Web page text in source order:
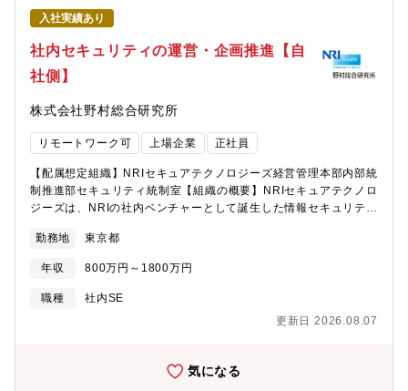
入社実績あり
社内セキュリティの運営・企画推進【自
社側】
株式会社野村総合研究所
リモートワーク可 上場企業 正社員
【配属想定組織】NRIセキュアテクノロジーズ経営管理本部内部統
制推進部セキュリティ統制室【組織の概要】NRIセキュアテクノロ
ジーズは、NRIの社内ベンチャーとして誕生した情報セキュリティ
ノウハウの蓄積、そして世界水準のセキュリティ人材の育成に取
り組むことで、高品質なサービス・製品を継続的に提供してきま
した。セキュリティ専門企業の情報セキュリティ部門として、高
度な技術力と統制力をもとに、自社の情報セキュリティ体制およ
割】NRIセキュアにおけるセキュリティルール・ガバナンスの運用
ド・推進します。経営層や主要事業部門と連携しながら、これら
の取り組みを全社横断で企画・運営する役割を担います。【具体
勤務地 東京都
年収 800万円～1800万円
職種
社内SE
更新日 2026.08.07
気になる